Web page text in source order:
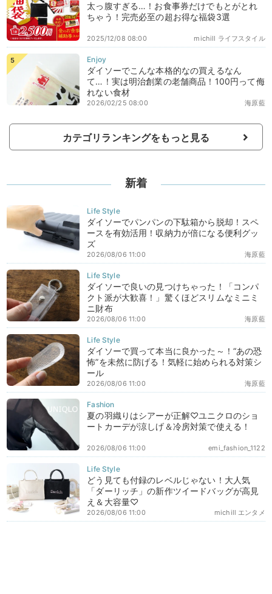
太っ腹すぎる…！お食事券だけでもとがとれ
ちゃう！完売必至の超お得な福袋3選
michill ライフスタイル
2025/12/08 08:00
ダイソーでこんな本格的なの買えるなん
て…！実は明治創業の老舗商品！100円って侮
れない食材
海原藍
2026/02/25 08:00
カテゴリランキングをもっと見る
新着
ダイソーでパンパンの下駄箱から脱却！スペ
ースを有効活用！収納力が倍になる便利グッ
ズ
海原藍
2026/08/06 11:00
ダイソーで良いの見つけちゃった！「コンパ
クト派が大歓喜！」驚くほどスリムなミニミ
ニ財布
海原藍
2026/08/06 11:00
ダイソーで買って本当に良かった～！“あの恐
怖”を未然に防げる！気軽に始められる対策シ
ール
海原藍
2026/08/06 11:00
夏の羽織りはシアーが正解♡ユニクロのショ
ートカーデが涼しげ＆冷房対策で使える！
emi_fashion_1122
2026/08/06 11:00
どう見ても付録のレベルじゃない！大人気
「ダーリッチ」の新作ツイードバッグが高見
え＆大容量♡
michill エンタメ
2026/08/06 11:00